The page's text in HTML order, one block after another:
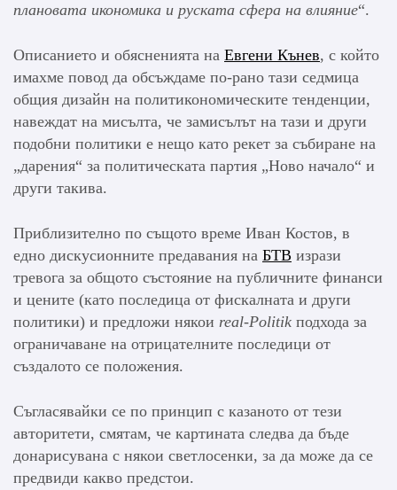
плановата икономика и руската сфера на влияние“.
Описанието и обясненията на Евгени Кънев, с който
имахме повод да обсъждаме по-рано тази седмица
общия дизайн на политикономическите тенденции,
навеждат на мисълта, че замисълът на тази и други
подобни политики е нещо като рекет за събиране на
„дарения“ за политическата партия „Ново начало“ и
други такива.
Приблизително по същото време Иван Костов, в
едно дискусионните предавания на БТВ изрази
тревога за общото състояние на публичните финанси
и цените (като последица от фискалната и други
политики) и предложи някои real-Politik подхода за
ограничаване на отрицателните последици от
създалото се положения.
Съгласявайки се по принцип с казаното от тези
авторитети, смятам, че картината следва да бъде
донарисувана с някои светлосенки, за да може да се
предвиди какво предстои.